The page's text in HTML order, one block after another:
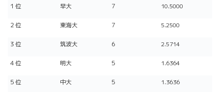
１位 早大 ７ 10.5000
２位 東海大 ７ 5.2500
３位 筑波大 ６ 2.5714
４位 明大 ５ 1.6364
５位 中大 ５ 1.3636